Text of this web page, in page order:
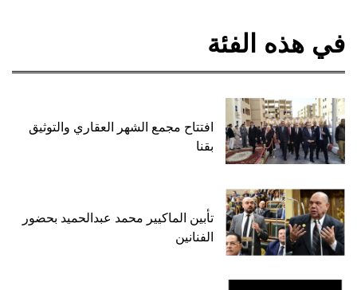
في هذه الفئة
افتتاح مجمع الشهر العقاري والتوثيق
بقنا
تأبين الماكيير محمد عبدالحميد بحضور
الفنانين